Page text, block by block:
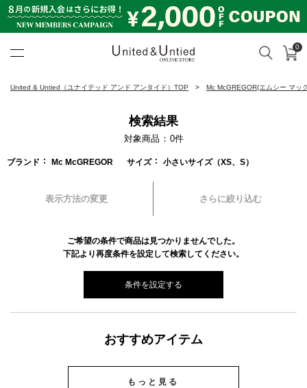
検索 カ
0
United & Untied（ユナイテッド アンド アンタイド）TOP Mc McGREGOR(エムシー マッ
検索結果
対象商品 0件
ブランド Mc McGREGOR サイズ 小さいサイズ（XS、S）
表示方法の変更 さらに絞り込む
ご希望の条件で商品は見つかりませんでした。
下記より再度条件を設定して検索してください。
条件を設定する
おすすめアイテム
もっと見る